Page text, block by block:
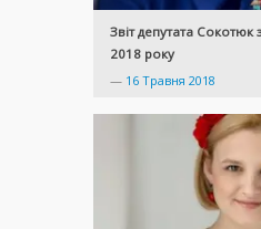
Звіт депутата Сокотюк
2018 року
— 16 Травня 2018